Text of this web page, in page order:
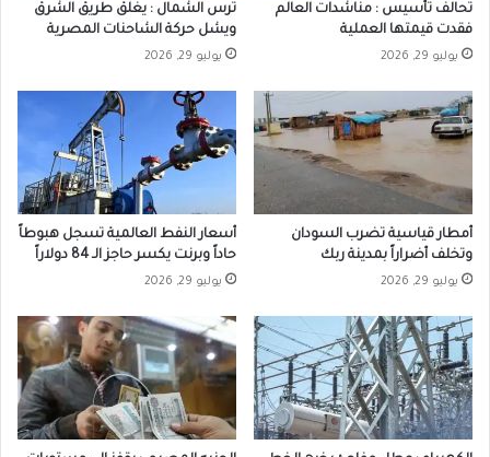
تحالف تأسيس : مناشدات العالم
فقدت قيمتها العملية
يوليو 29, 2026
ترس الشمال : يغلق طريق الشرق
ويشل حركة الشاحنات المصرية
يوليو 29, 2026
أمطار قياسية تضرب السودان
وتخلف أضراراً بمدينة ربك
يوليو 29, 2026
أسعار النفط العالمية تسجل هبوطاً
حاداً وبرنت يكسر حاجز الـ 84 دولاراً
يوليو 29, 2026